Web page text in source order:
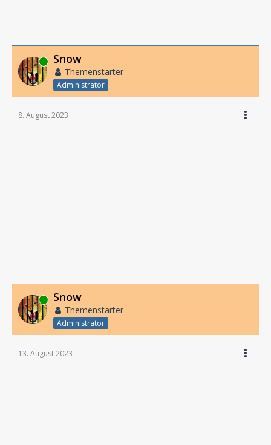
Online Snow
Themenstarter
Administrator
8. August 2023
Online Snow
Themenstarter
Administrator
13. August 2023